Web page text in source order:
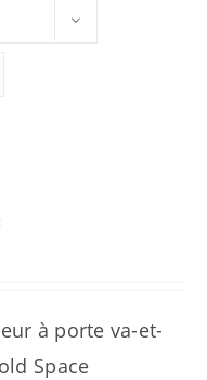
à porte va-et-
Space